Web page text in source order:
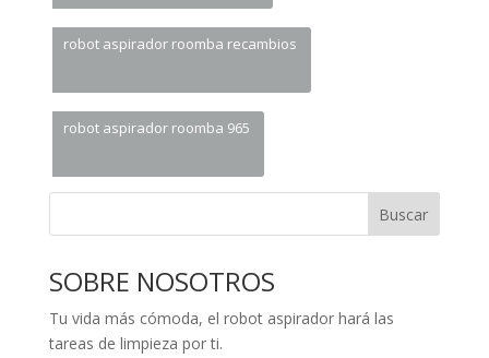
robot aspirador roomba recambios
robot aspirador roomba 965
Buscar
SOBRE NOSOTROS
Tu vida más cómoda, el robot aspirador hará las
tareas de limpieza por ti.